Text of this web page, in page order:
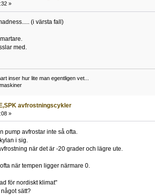
»
(i värsta fall)
med.
inser hur lite man egentligen vet...
avfrostningscykler
»
pump avfrostar inte så ofta.
i sig.
när det är -20 grader och lägre ute.
när tempen ligger närmare 0.
för nordiskt klimat"
sätt?